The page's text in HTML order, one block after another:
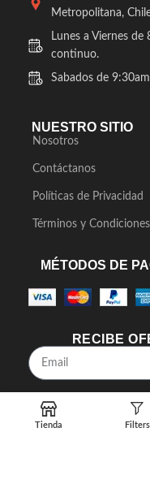
Metropolitana,
Lunes a Viernes
continuo.
Sabados de
NUESTRO SITIO
Nosotros
Contáctanos
Políticas de Privacidad
Términos y Condiciones
MÉTODOS DE
RECIBE
Tienda Filters